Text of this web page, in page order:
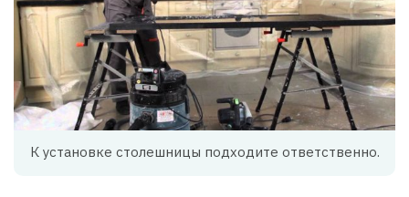
К установке столешницы подходите ответственно.